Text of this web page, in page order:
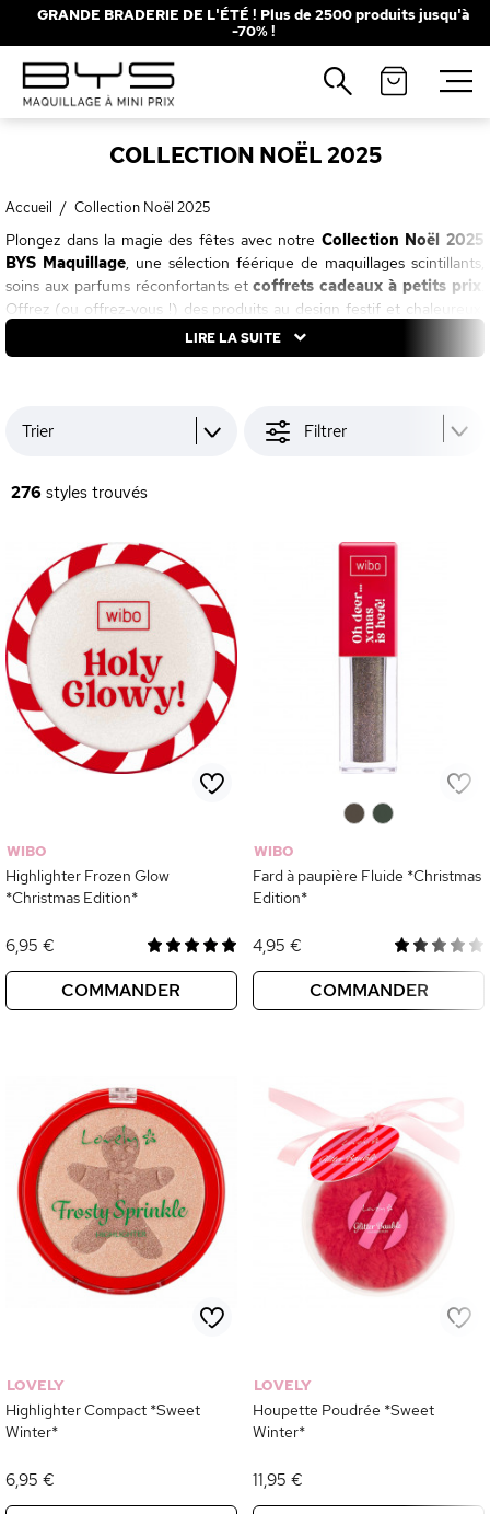
GRANDE BRADERIE DE L'ÉTÉ ! Plus de 2500 produits jusqu'à
-70% !
COLLECTION NOËL 2025
Accueil / Collection Noël 2025
Plongez dans la magie des fêtes avec notre Collection Noël 2025
BYS Maquillage, une sélection féérique de maquillages scintillants,
soins aux parfums réconfortants etcoffrets cadeaux à petits prix
Offrez (ou offrez-vous !) des produits au design festif et chaleureux,
parfaits pour sublimer vos looks de fin d’année. Et pour patienter
jusqu’au jour J, découvrez nosCalendriers de l’Avent iconiques,
LIRE LA SUITE
Filtrer
276 styles trouvés
Trier
WIBO
Highlighter Frozen Glow
*Christmas Edition*
6,95 €
COMMANDER
WIBO
Fard à paupière Fluide *Christmas
Edition*
4,95 €
COMMANDER
LOVELY
Highlighter Compact *Sweet
Winter*
6,95 €
LOVELY
Houpette Poudrée *Sweet
Winter*
11,95 €
Fermer
Recherches populaires
Mascara
Palette
Solaire
Blush
Rouge à Lèvres